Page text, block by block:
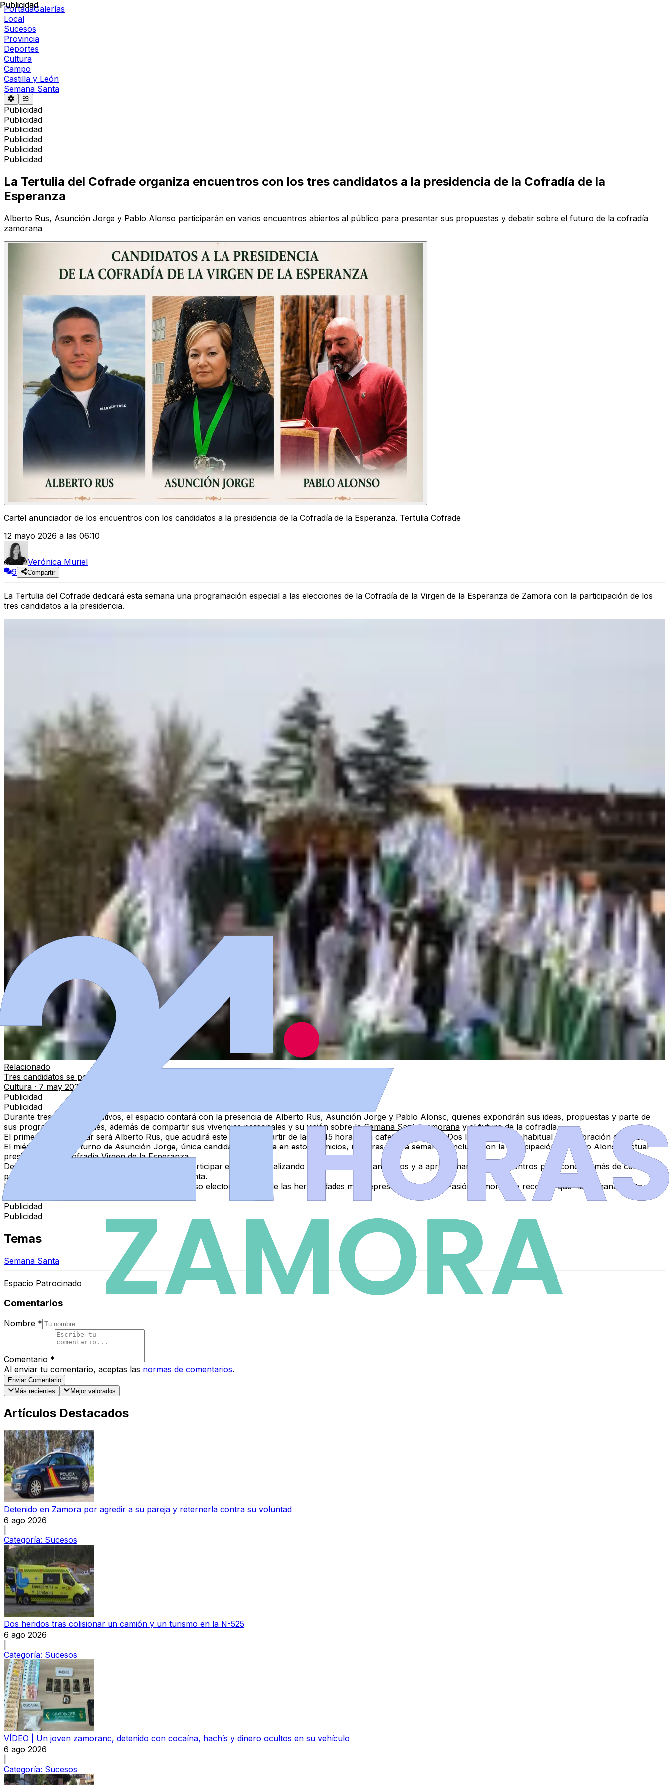
PortadaGalerías
Local
Sucesos
Provincia
Deportes
Cultura
Campo
Castilla y León
Semana Santa
Publicidad
Publicidad
Publicidad
Publicidad
Publicidad
Publicidad
Publicidad
La Tertulia del Cofrade organiza encuentros con los tres candidatos a la presidencia de la Cofradía de la
Esperanza
Alberto Rus, Asunción Jorge y Pablo Alonso participarán en varios encuentros abiertos al público para presentar sus propuestas y debatir sobre el futuro de la cofradía
zamorana
Cartel anunciador de los encuentros con los candidatos a la presidencia de la Cofradía de la Esperanza. Tertulia Cofrade
12 mayo 2026 a las 06:10
Verónica Muriel
9
Compartir
La Tertulia del Cofrade dedicará esta semana una programación especial a las elecciones de la Cofradía de la Virgen de la Esperanza de Zamora con la participación de los
tres candidatos a la presidencia.
Relacionado
Tres candidatos se postulan a la presidencia de la Cofradía de la Virgen de la Esperanza
Cultura · 7 may 2026
Publicidad
Publicidad
Durante tres días consecutivos, el espacio contará con la presencia de Alberto Rus, Asunción Jorge y Pablo Alonso, quienes expondrán sus ideas, propuestas y parte de
sus programas electorales, además de compartir sus vivencias personales y su visión sobre laSemana Santa zamorana y el futuro de la cofradía.
El primero en participar será Alberto Rus, que acudirá este martes a partir de las 16.45 horas a la cafetería del Hotel Dos Infantas, lugar habitual de celebración de la tertulia.
El miércoles será el turno de Asunción Jorge, única candidata femenina en estos comicios, mientras que la semana concluirá con la participación dePablo Alonso
, actual
presidente de la Cofradía Virgen de la Esperanza.
Desde la organización animan a los asistentes a participar en directo realizando preguntas a los candidatos y a aprovechar estos encuentros para conocer más de cerca sus
propuestas y su forma de entender la Semana Santa.
La iniciativa busca acercar a los cofrades el proceso electoral de una de las hermandades más representativas de la Pasión zamorana y recordar que “la Semana Santa
Publicidad
Publicidad
Temas
Semana Santa
Espacio Patrocinado
Comentarios
Nombre *
Comentario *
Al enviar tu comentario, aceptas las normas de comentarios.
Enviar Comentario
Más recientes
Mejor valorados
Artículos Destacados
Detenido en Zamora por agredir a su pareja y reternerla contra su voluntad
6 ago 2026
Categoría: Sucesos
Dos heridos tras colisionar un camión y un turismo en la N-525
6 ago 2026
Categoría: Sucesos
VÍDEO | Un joven zamorano, detenido con cocaína, hachís y dinero ocultos en su vehículo
6 ago 2026
Categoría: Sucesos
Publicidad